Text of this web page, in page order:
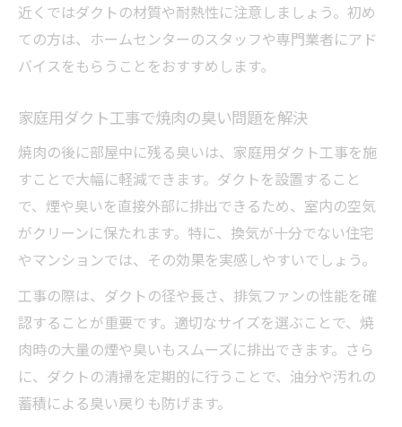
近くではダクトの材質や耐熱性に注意しましょう。初め
ての方は、ホームセンターのスタッフや専門業者にアド
バイスをもらうことをおすすめします。
家庭用ダクト工事で焼肉の臭い問題を解決
焼肉の後に部屋中に残る臭いは、家庭用ダクト工事を施
すことで大幅に軽減できます。ダクトを設置すること
で、煙や臭いを直接外部に排出できるため、室内の空気
がクリーンに保たれます。特に、換気が十分でない住宅
やマンションでは、その効果を実感しやすいでしょう。
工事の際は、ダクトの径や長さ、排気ファンの性能を確
認することが重要です。適切なサイズを選ぶことで、焼
肉時の大量の煙や臭いもスムーズに排出できます。さら
に、ダクトの清掃を定期的に行うことで、油分や汚れの
蓄積による臭い戻りも防げます。